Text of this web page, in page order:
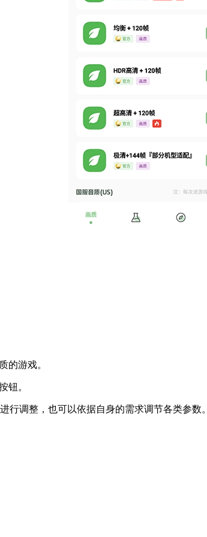
的游戏。
钮。
行调整，也可以依据自身的需求调节各类参数。